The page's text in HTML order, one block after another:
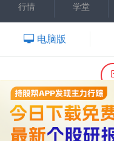
行情
学堂
电脑版
内容提供：广州
Copyright
热线